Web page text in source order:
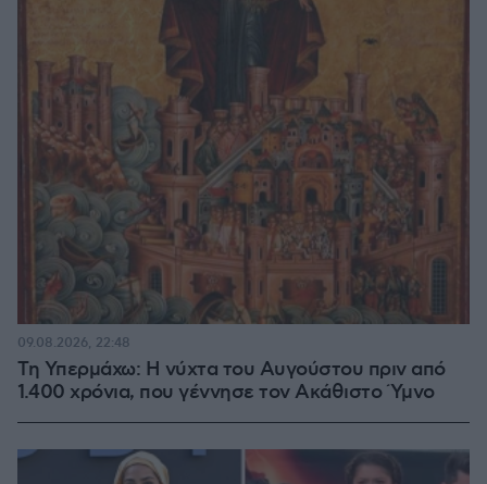
Τη Υπερμάχω: Η νύχτα του Αυγούστου πριν από
1.400 χρόνια, που γέννησε τον Ακάθιστο Ύμνο
09.08.2026, 22:48